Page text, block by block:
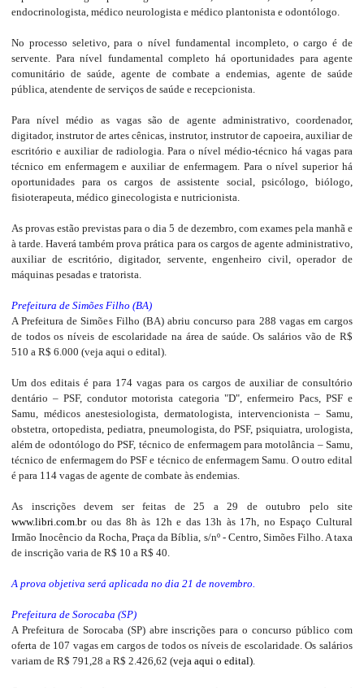
endocrinologista, médico neurologista e médico plantonista e odontólogo.
No processo seletivo, para o nível fundamental incompleto, o cargo é de
servente. Para nível fundamental completo há oportunidades para agente
comunitário de saúde, agente de combate a endemias, agente de saúde
pública, atendente de serviços de saúde e recepcionista.
Para nível médio as vagas são de agente administrativo, coordenador,
digitador, instrutor de artes cênicas, instrutor, instrutor de capoeira, auxiliar de
escritório e auxiliar de radiologia. Para o nível médio-técnico há vagas para
técnico em enfermagem e auxiliar de enfermagem. Para o nível superior há
oportunidades para os cargos de assistente social, psicólogo, biólogo,
fisioterapeuta, médico ginecologista e nutricionista.
As provas estão previstas para o dia 5 de dezembro, com exames pela manhã e
à tarde. Haverá também prova prática para os cargos de agente administrativo,
auxiliar de escritório, digitador, servente, engenheiro civil, operador de
máquinas pesadas e tratorista.
Prefeitura de Simões Filho (BA)
A Prefeitura de Simões Filho (BA) abriu concurso para 288 vagas em cargos
de todos os níveis de escolaridade na área de saúde. Os salários vão de R$
510 a R$ 6.000 (veja aqui o edital).
Um dos editais é para 174 vagas para os cargos de auxiliar de consultório
dentário – PSF, condutor motorista categoria "D", enfermeiro Pacs, PSF e
Samu, médicos anestesiologista, dermatologista, intervencionista – Samu,
obstetra, ortopedista, pediatra, pneumologista, do PSF, psiquiatra, urologista,
além de odontólogo do PSF, técnico de enfermagem para motolância – Samu,
técnico de enfermagem do PSF e técnico de enfermagem Samu. O outro edital
é para 114 vagas de agente de combate às endemias.
As inscrições devem ser feitas de 25 a 29 de outubro pelo site
www.libri.com.brou das 8h às 12h e das 13h às 17h, no Espaço Cultural
Irmão Inocêncio da Rocha, Praça da Bíblia, s/nº - Centro, Simões Filho. A taxa
de inscrição varia de R$ 10 a R$ 40.
A prova objetiva será aplicada no dia 21 de novembro.
Prefeitura de Sorocaba (SP)
A Prefeitura de Sorocaba (SP) abre inscrições para o concurso público com
oferta de 107 vagas em cargos de todos os níveis de escolaridade. Os salários
variam de R$ 791,28 a R$ 2.426,62 (veja aqui o edital).